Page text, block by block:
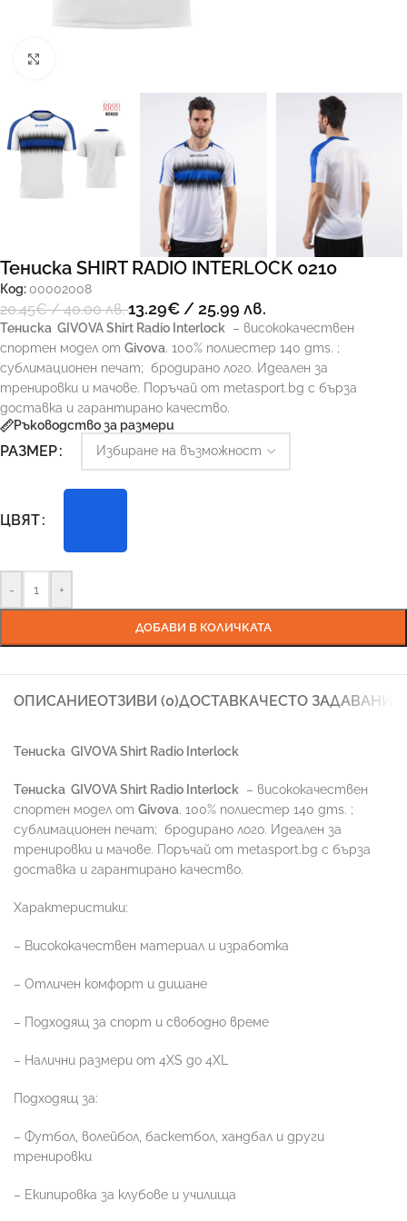
Тениска SHIRT RADIO INTERLOCK 0210
Код: 00002008
20.45€/ 40.00 лв.13.29€ / 25.99 лв.
Тениска GIVOVA Shirt Radio Interlock
– висококачествен
спортен модел от Givova. 100% полиестер 140 gms. ;
сублимационен печат;
бродирано лого. Идеален за
тренировки и мачове. Поръчай от metasport.bg с бърза
доставка и гарантирано качество.
Ръководство за размери
РАЗМЕР
ЦВЯТ
- +
ДОБАВИ В КОЛИЧКАТА
ОПИСАНИЕОТЗИВИ (0)ДОСТАВКАЧЕСТО ЗАДАВАНИ
Тениска GIVOVA Shirt Radio Interlock
Тениска GIVOVA Shirt Radio Interlock
– висококачествен
спортен модел от Givova. 100% полиестер 140 gms. ;
сублимационен печат;
бродирано лого. Идеален за
тренировки и мачове. Поръчай от metasport.bg с бърза
доставка и гарантирано качество.
Характеристики:
– Висококачествен материал и изработка
– Отличен комфорт и дишане
– Подходящ за спорт и свободно време
– Налични размери от 4XS до 4XL
Подходящ за:
– Футбол, волейбол, баскетбол, хандбал и други
тренировки
– Екипировка за клубове и училища